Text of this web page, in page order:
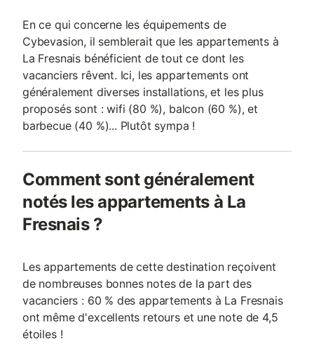
En ce qui concerne les équipements de
Cybevasion, il semblerait que les appartements à
La Fresnais bénéficient de tout ce dont les
vacanciers rêvent. Ici, les appartements ont
généralement diverses installations, et les plus
proposés sont : wifi (80 %), balcon (60 %), et
barbecue (40 %)... Plutôt sympa !
Comment sont généralement
notés les appartements à La
Fresnais ?
Les appartements de cette destination reçoivent
de nombreuses bonnes notes de la part des
vacanciers : 60 % des appartements à La Fresnais
ont même d'excellents retours et une note de 4,5
étoiles !